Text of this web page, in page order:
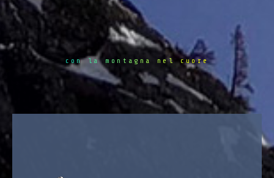
con la montagna nel cuore